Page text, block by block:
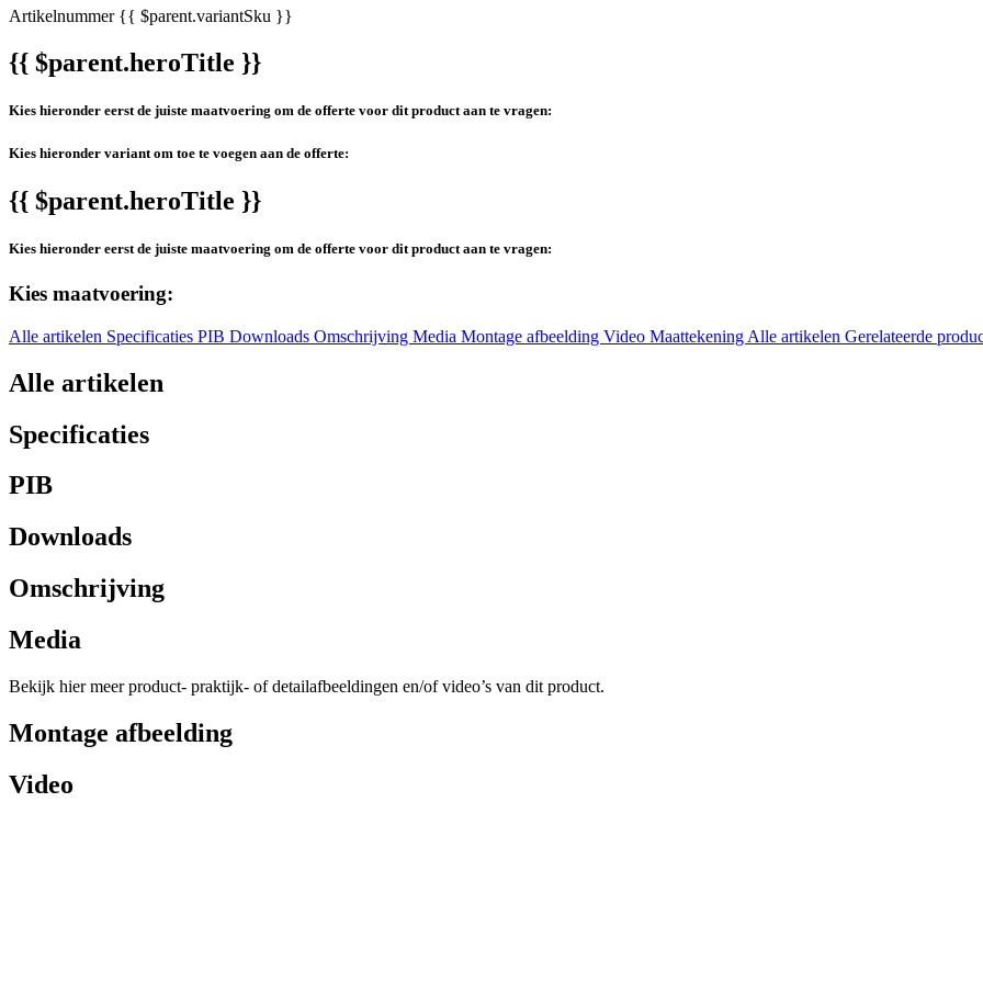
Artikelnummer{{ $parent.variantSku }}
{{ $parent.heroTitle }}
Kies hieronder eerst de juiste maatvoering om de offerte voor dit product aan te vragen:
Kies hieronder variant om toe te voegen aan de offerte:
{{ $parent.heroTitle }}
Kies hieronder eerst de juiste maatvoering om de offerte voor dit product aan te vragen:
Kies maatvoering:
Alle artikelen Specificaties PIB Downloads Omschrijving Media Montage afbeelding Video Maattekening Alle artikelen Gerelateerde
Alle artikelen
Specificaties
PIB
Downloads
Omschrijving
Media
Bekijk hier meer product- praktijk- of detailafbeeldingen en/of video’s van dit product.
Montage afbeelding
Video